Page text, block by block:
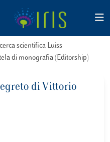
scientifica Luiss
di monografia (Editorship)
di Vittorio